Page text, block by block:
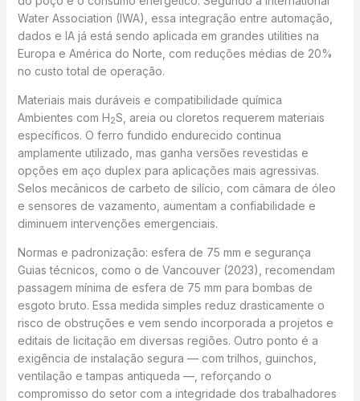
Water Association (IWA), essa integração entre automação,
dados e IA já está sendo aplicada em grandes utilities na
Europa e América do Norte, com reduções médias de 20%
no custo total de operação.
Materiais mais duráveis e compatibilidade química
Ambientes com H2S, areia ou cloretos requerem materiais
específicos. O ferro fundido endurecido continua
amplamente utilizado, mas ganha versões revestidas e
opções em aço duplex para aplicações mais agressivas.
Selos mecânicos de carbeto de silício, com câmara de óleo
e sensores de vazamento, aumentam a confiabilidade e
diminuem intervenções emergenciais.
Normas e padronização: esfera de 75 mm e segurança
Guias técnicos, como o de Vancouver (2023), recomendam
passagem mínima de esfera de 75 mm para bombas de
esgoto bruto. Essa medida simples reduz drasticamente o
risco de obstruções e vem sendo incorporada a projetos e
editais de licitação em diversas regiões. Outro ponto é a
exigência de instalação segura — com trilhos, guinchos,
ventilação e tampas antiqueda —, reforçando o
compromisso do setor com a integridade dos trabalhadores